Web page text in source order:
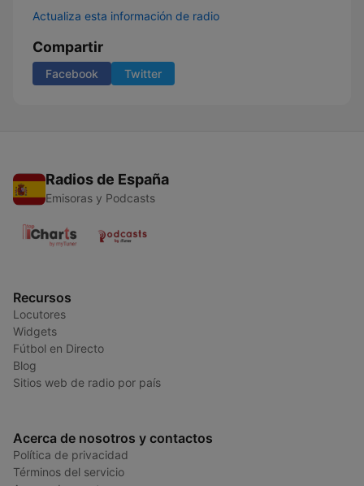
Actualiza esta información de radio
Compartir
Facebook Twitter
Radios de España
Emisoras y Podcasts
Recursos
Locutores
Widgets
Fútbol en Directo
Blog
Sitios web de radio por país
Acerca de nosotros y contactos
Política de privacidad
Términos del servicio